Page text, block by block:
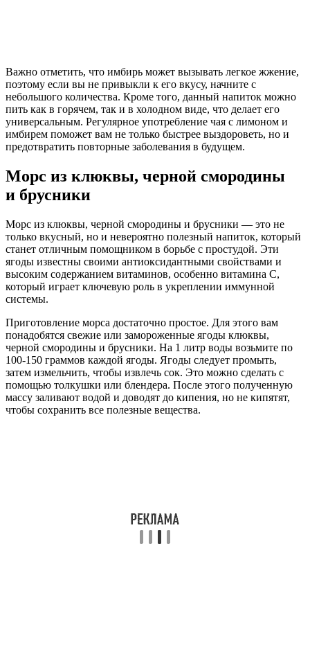
Важно отметить, что имбирь может вызывать легкое жжение,
поэтому если вы не привыкли к его вкусу, начните с
небольшого количества. Кроме того, данный напиток можно
пить как в горячем, так и в холодном виде, что делает его
универсальным. Регулярное употребление чая с лимоном и
имбирем поможет вам не только быстрее выздороветь, но и
предотвратить повторные заболевания в будущем.
Морс из клюквы, черной смородины
и брусники
Морс из клюквы, черной смородины и брусники — это не
только вкусный, но и невероятно полезный напиток, который
станет отличным помощником в борьбе с простудой. Эти
ягоды известны своими антиоксидантными свойствами и
высоким содержанием витаминов, особенно витамина C,
который играет ключевую роль в укреплении иммунной
системы.
Приготовление морса достаточно простое. Для этого вам
понадобятся свежие или замороженные ягоды клюквы,
черной смородины и брусники. На 1 литр воды возьмите по
100-150 граммов каждой ягоды. Ягоды следует промыть,
затем измельчить, чтобы извлечь сок. Это можно сделать с
помощью толкушки или блендера. После этого полученную
массу заливают водой и доводят до кипения, но не кипятят,
чтобы сохранить все полезные вещества.